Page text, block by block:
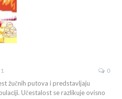
0
žučnih putova i predstavljaju
Učestalost se razlikuje ovisno